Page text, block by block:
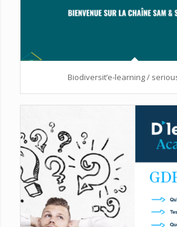
Biodiversit’e-learning /